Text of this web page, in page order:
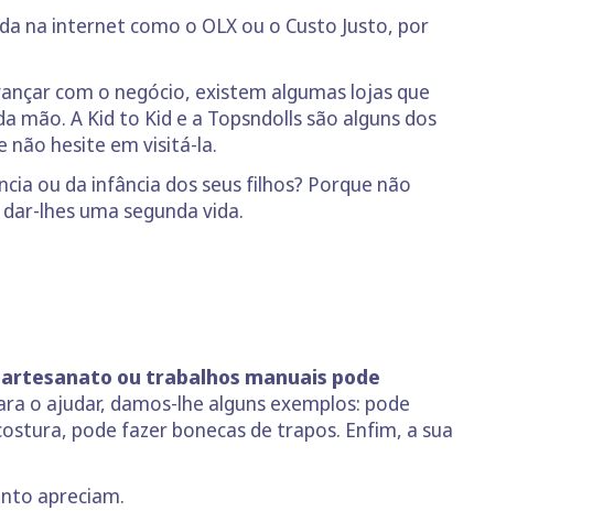
na internet como o OLX ou o Custo Justo, por
com o negócio, existem algumas lojas que
A Kid to Kid e a Topsndolls são alguns dos
não hesite em visitá-la.
ou da infância dos seus filhos? Porque não
lhes uma segunda vida.
artesanato ou trabalhos manuais pode
o ajudar, damos-lhe alguns exemplos: pode
pode fazer bonecas de trapos. Enfim, a sua
apreciam.